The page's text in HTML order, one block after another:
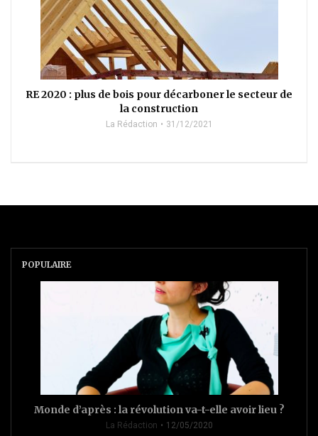
RE 2020 : plus de bois pour décarboner le secteur de
la construction
La Rédaction 31/12/2021
POPULAIRE
Monde d’après : la révolution va-t-elle avoir lieu ?
La Rédaction 12/05/2020